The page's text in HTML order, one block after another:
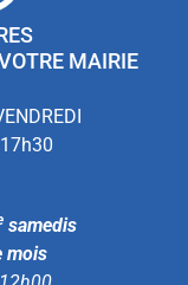
MAIRIE
samedis
mois